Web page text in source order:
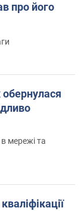
про його
обернулася
мережі та